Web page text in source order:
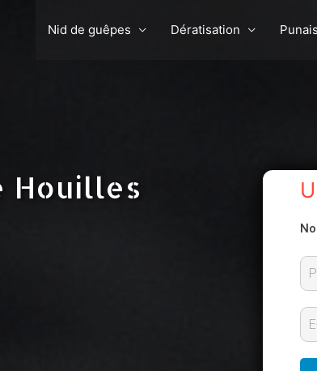
Nid de guêpes Dératisation
Houilles
r
n
m
E
m
a